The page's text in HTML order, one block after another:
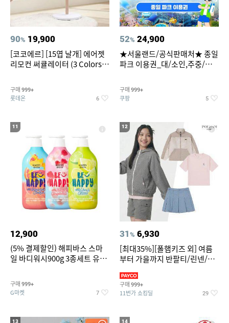
90% 19,900
[코코에르] [15엽 날개] 에어젯
리모컨 써큘레이터 (3 Colors
구매 999+
롯데온 6
52% 24,900
★서울랜드/공식판매처★ 종일
파크 이용권_대/소인,주중/주
구매 999+
쿠팡 5
11
12,900
(5% 결제할인) 해피바스 스마
일 바디워시900g 3종세트 유
구매 999+
G마켓 7
12
31% 6,930
[최대35%][폴햄키즈 외] 여름
부터 가을까지 반팔티/린넨/맨
구매 999+
11번가 쇼킹딜 29
13 14